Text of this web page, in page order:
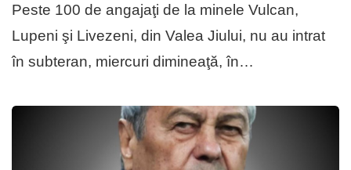
Peste 100 de angajaţi de la minele Vulcan,
Lupeni şi Livezeni, din Valea Jiului, nu au intrat
în subteran, miercuri dimineaţă, în…